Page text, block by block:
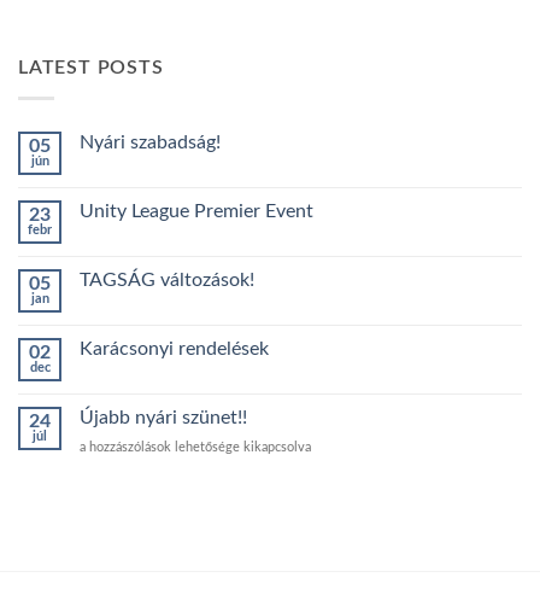
LATEST POSTS
05
jún
Nyári szabadság!
Nyári
23
febr
Unity League Premier Event
Unity
bejegyzéshez
05
jan
TAGSÁG változások!
TAGSÁG
02
dec
Karácsonyi rendelések
a(z)
Karácsonyi
bejegyzéshez
24
júl
Újabb nyári szünet!!
Újabb
a hozzászólások lehetősége kikapcsolva